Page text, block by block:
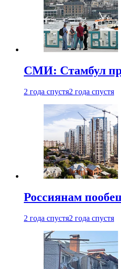
СМИ: Стамбул
2 года спустя2 года спустя
Россиянам
2 года спустя2 года спустя